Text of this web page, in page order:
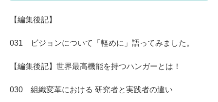
【編集後記】
031 ビジョンについて「軽めに」語ってみました。
【編集後記】世界最高機能を持つハンガーとは！
030 組織変革における 研究者と実践者の違い